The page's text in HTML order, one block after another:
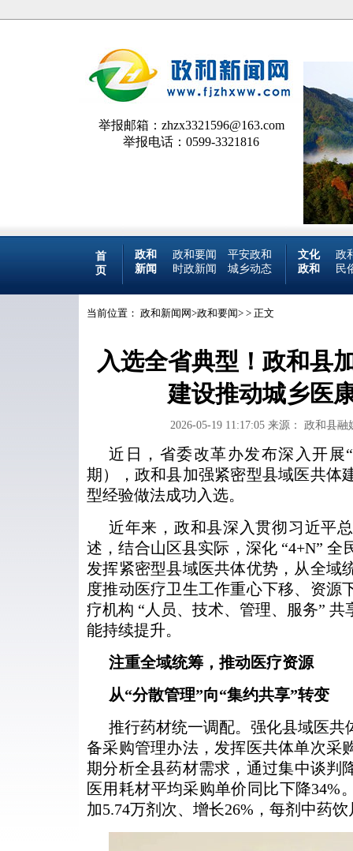
举报邮箱：zhzx3321596@163.com
举报电话：0599-3321816
首
页
政和 政和要闻
平安政和
新闻
时政新闻 城乡动态
文化
政
政和
民
当前位置： 政和新闻网>政和要闻> > 正文
入选全省典型！政和县
建设推动城乡医
2026-05-19 11:17:05 来源： 政和县融
近日，省委改革办发布深入开展
期），政和县加强紧密型县域医共体
型经验做法成功入选。
近年来，政和县深入贯彻习近平
述，结合山区县实际，深化 “4+N”
发挥紧密型县域医共体优势，从全域
度推动医疗卫生工作重心下移、资源
疗机构 “人员、技术、管理、服务”
能持续提升。
注重全域统筹，推动医疗资源
从“分散管理”向“集约共享”转变
推行药材统一调配。强化县域医
备采购管理办法，发挥医共体单次采
期分析全县药材需求，通过集中谈判
医用耗材平均采购单价同比下降34%
加5.74万剂次、增长26%，每剂中药